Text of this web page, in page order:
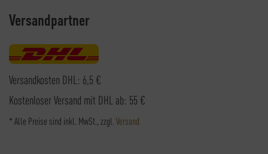
Versandpartner
Versandkosten DHL: 6,5 €
Kostenloser Versand mit DHL ab: 55 €
* Alle Preise sind inkl. MwSt., zzgl. Versand